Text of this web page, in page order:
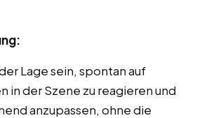
Lage sein, spontan auf
in der Szene zu reagieren und
anzupassen, ohne die